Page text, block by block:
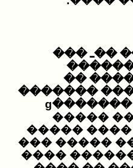
��ߺ ���
�����
������
��� ���� ���� ����� �� �������ɡ
�����
�����
��� �����
����